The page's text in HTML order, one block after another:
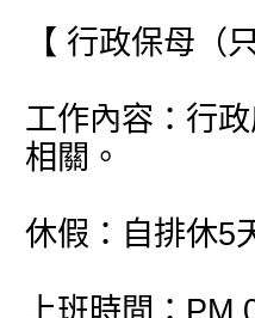
【 行政保母（
工作內容：行
相關。
休假：自排休5
上班時間：PM